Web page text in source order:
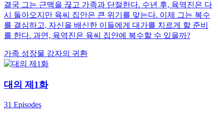
결국 그는 근맥을 끊고 가족과 단절한다. 수년 후, 육역진은 다
시 돌아오지만 육씨 집안은 큰 위기를 맞는다. 이제 그는 복수
를 결심하고, 자신을 배신한 이들에게 대가를 치르게 할 준비
를 한다. 과연, 육역진은 육씨 집안에 복수할 수 있을까?
가족 성장물 강자의 귀환
대의 제1화
31 Episodes